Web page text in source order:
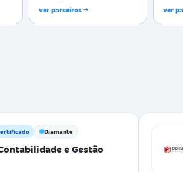
ver parceiros ver
Diamante
e Gestão